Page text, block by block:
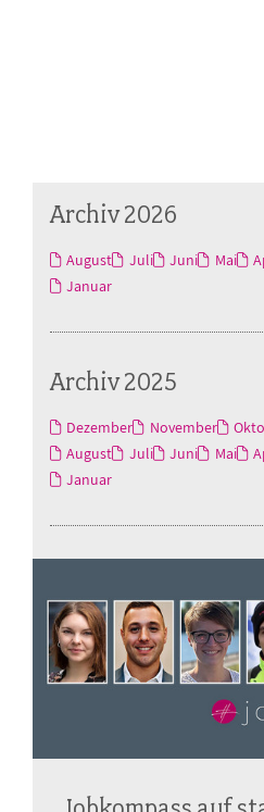
Archiv 2026
August Juli Juni Mai
Januar
Archiv 2025
Dezember November
August
Juli Juni Mai
Januar